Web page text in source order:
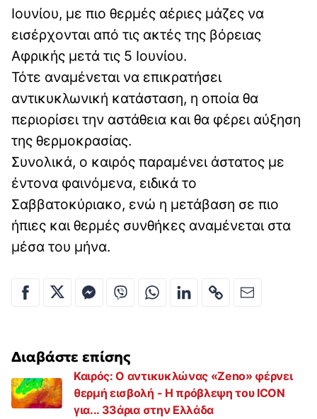
Ιουνίου, με πιο θερμές αέριες μάζες να
εισέρχονται από τις ακτές της βόρειας
Αφρικής μετά τις 5 Ιουνίου.
Τότε αναμένεται να επικρατήσει
αντικυκλωνική κατάσταση, η οποία θα
περιορίσει την αστάθεια και θα φέρει αύξηση
της θερμοκρασίας.
Συνολικά, ο καιρός παραμένει άστατος με
έντονα φαινόμενα, ειδικά το
Σαββατοκύριακο, ενώ η μετάβαση σε πιο
ήπιες και θερμές συνθήκες αναμένεται στα
μέσα του μήνα.
Διαβάστε επίσης
Καιρός: Ο αντικυκλώνας «Zeno» φέρνει
θερμή εισβολή - Η πρόβλεψη του ICON
για... 33άρια στην Ελλάδα